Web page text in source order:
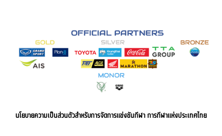
นโยบายความเป็นส่วนตัวสำหรับการจัดการแข่งขันกีฬา การกีฬาแห่งประเทศไทย